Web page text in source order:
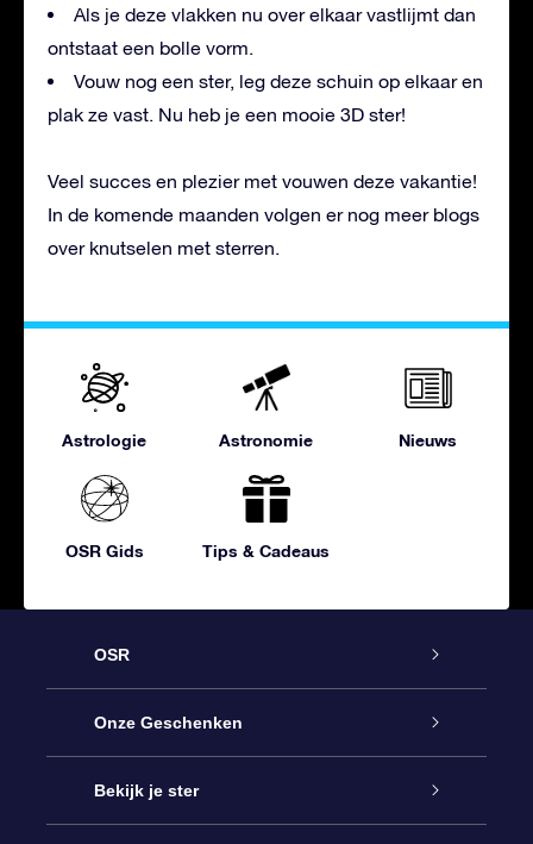
Als je deze vlakken nu over elkaar vastlijmt dan
ontstaat een bolle vorm.
Vouw nog een ster, leg deze schuin op elkaar en
plak ze vast. Nu heb je een mooie 3D ster!
Veel succes en plezier met vouwen deze vakantie!
In de komende maanden volgen er nog meer blogs
over knutselen met sterren.
Astrologie Astronomie Nieuws
OSR Gids Tips & Cadeaus
OSR
Service
Contact
Onze Geschenken
Online Star Gift
Bekijk je ster